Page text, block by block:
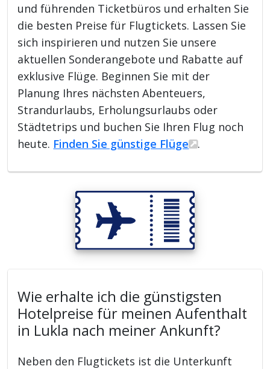
und führenden Ticketbüros und erhalten Sie
die besten Preise für Flugtickets. Lassen Sie
sich inspirieren und nutzen Sie unsere
aktuellen Sonderangebote und Rabatte auf
exklusive Flüge. Beginnen Sie mit der
Planung Ihres nächsten Abenteuers,
Strandurlaubs, Erholungsurlaubs oder
Städtetrips und buchen Sie Ihren Flug noch
heute. Finden Sie günstige Flüge .
Wie erhalte ich die günstigsten
Hotelpreise für meinen Aufenthalt
in Lukla nach meiner Ankunft?
Neben den Flugtickets ist die Unterkunft